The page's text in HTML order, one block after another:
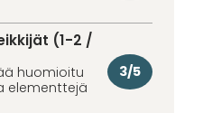
(1-2 /
huomioitu
elementtejä
3/5